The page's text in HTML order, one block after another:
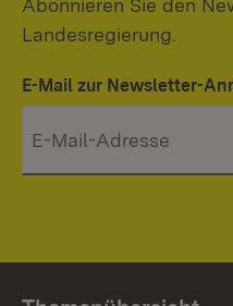
Abonnieren Sie den
Landesregierung.
E-Mail zur Newsletter-